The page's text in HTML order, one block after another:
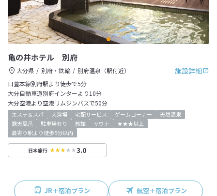
亀の井ホテル 別府
施設詳細
大分県 別府・鉄輪
別府温泉（駅付近）
日豊本線別府駅より徒歩で5分
大分自動車道別府インターより10分
大分空港より空港リムジンバスで50分
エステ＆スパ 大浴場 宅配サービス ゲームコーナー
天然温泉
露天風呂
駐車場有り 旅館 サウナ
★★★以上
最寄り駅より徒歩5分以内
日本旅行 3.0
JR＋宿泊プラン 航空＋宿泊プラン